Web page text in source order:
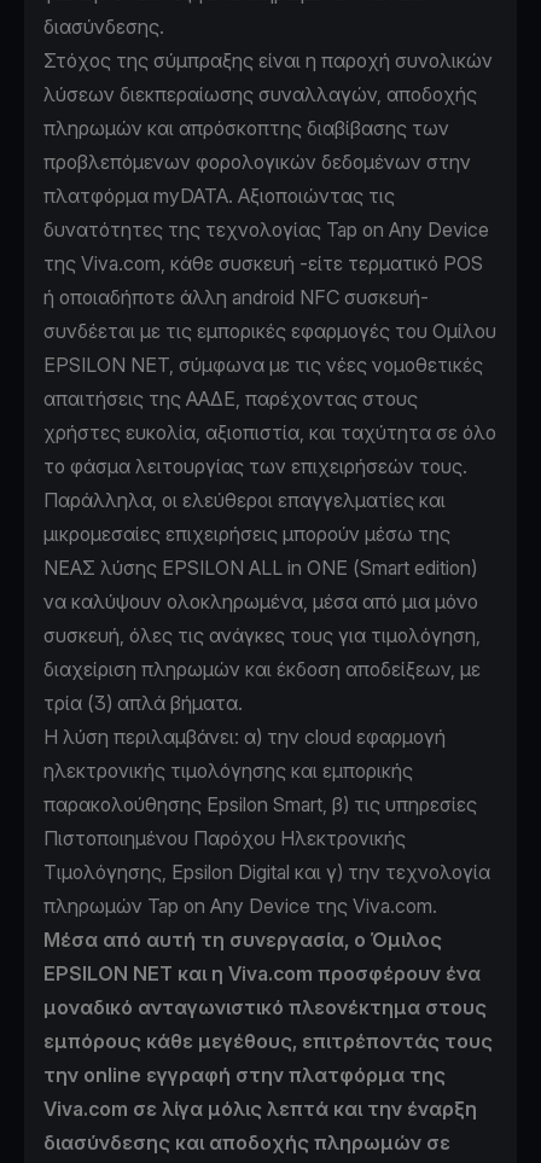
διασύνδεσης.
Στόχος της σύμπραξης είναι η παροχή συνολικών
λύσεων διεκπεραίωσης συναλλαγών, αποδοχής
πληρωμών και απρόσκοπτης διαβίβασης των
προβλεπόμενων φορολογικών δεδομένων στην
πλατφόρμα myDATA. Αξιοποιώντας τις
δυνατότητες της τεχνολογίας Tap on Any Device
της Viva.com, κάθε συσκευή -είτε τερματικό POS
ή οποιαδήποτε άλλη android NFC συσκευή-
συνδέεται με τις εμπορικές εφαρμογές του Ομίλου
EPSILON NET, σύμφωνα με τις νέες νομοθετικές
απαιτήσεις της ΑΑΔΕ, παρέχοντας στους
χρήστες ευκολία, αξιοπιστία, και ταχύτητα σε όλο
το φάσμα λειτουργίας των επιχειρήσεών τους.
Παράλληλα, οι ελεύθεροι επαγγελματίες και
μικρομεσαίες επιχειρήσεις μπορούν μέσω της
ΝΕΑΣ λύσης EPSILON ALL in ONE (Smart edition)
να καλύψουν ολοκληρωμένα, μέσα από μια μόνο
συσκευή, όλες τις ανάγκες τους για τιμολόγηση,
διαχείριση πληρωμών και έκδοση αποδείξεων, με
τρία (3) απλά βήματα.
Η λύση περιλαμβάνει: α) την cloud εφαρμογή
ηλεκτρονικής τιμολόγησης και εμπορικής
παρακολούθησης Epsilon Smart, β) τις υπηρεσίες
Πιστοποιημένου Παρόχου Ηλεκτρονικής
Τιμολόγησης, Epsilon Digital και γ) την τεχνολογία
πληρωμών Tap on Any Device της Viva.com.
Μέσα από αυτή τη συνεργασία, ο Όμιλος
EPSILON NET και η Viva.com προσφέρουν ένα
μοναδικό ανταγωνιστικό πλεονέκτημα στους
εμπόρους κάθε μεγέθους, επιτρέποντάς τους
την online εγγραφή στην πλατφόρμα της
Viva.com σε λίγα μόλις λεπτά και την έναρξη
διασύνδεσης και αποδοχής πληρωμών σε